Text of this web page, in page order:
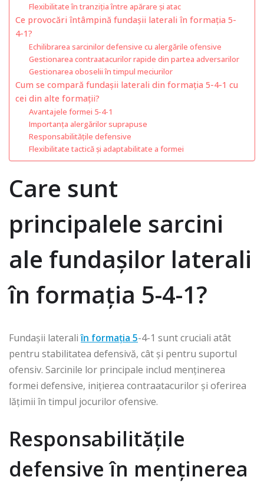
Flexibilitate în tranziția între apărare și atac
Ce provocări întâmpină fundașii laterali în formația 5-
4-1?
Echilibrarea sarcinilor defensive cu alergările ofensive
Gestionarea contraatacurilor rapide din partea adversarilor
Gestionarea oboselii în timpul meciurilor
Cum se compară fundașii laterali din formația 5-4-1 cu
cei din alte formații?
Avantajele formei 5-4-1
Importanța alergărilor suprapuse
Responsabilitățile defensive
Flexibilitate tactică și adaptabilitate a formei
Care sunt
principalele sarcini
ale fundașilor laterali
în formația 5-4-1?
Fundașii lateraliîn formația 5-4-1 sunt cruciali atât
pentru stabilitatea defensivă, cât și pentru suportul
ofensiv. Sarcinile lor principale includ menținerea
formei defensive, inițierea contraatacurilor și oferirea
lățimii în timpul jocurilor ofensive.
Responsabilitățile
defensive în menținerea